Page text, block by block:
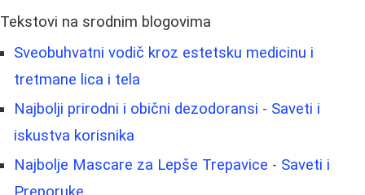
Tekstovi na srodnim blogovima
Sveobuhvatni vodič kroz estetsku medicinu i
tretmane lica i tela
Najbolji prirodni i obični dezodoransi - Saveti i
iskustva korisnika
Najbolje Mascare za Lepše Trepavice - Saveti i